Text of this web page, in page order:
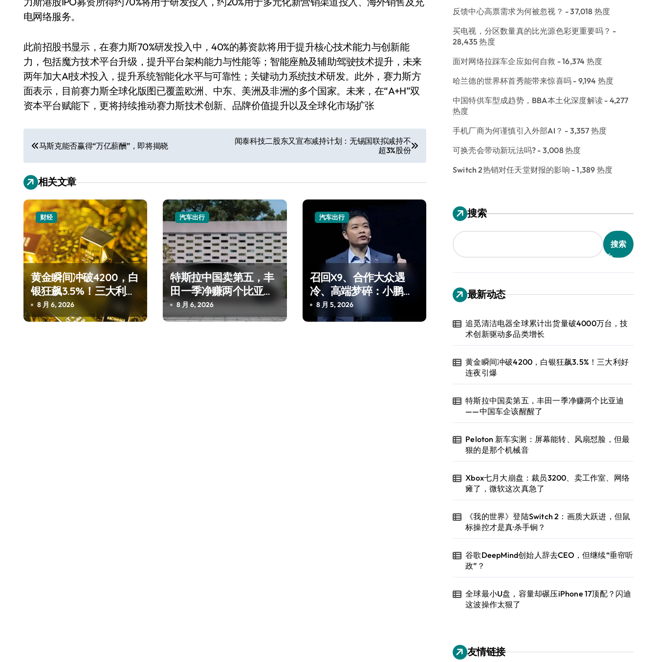
电网络服务。
此前招股书显示，在赛力斯70%研发投入中，40%的募资款将用于提升核心技术能力与创新能
力，包括魔方技术平台升级，提升平台架构能力与性能等；智能座舱及辅助驾驶技术提升，未来
两年加大AI技术投入，提升系统智能化水平与可靠性；关键动力系统技术研发。此外，赛力斯方
面表示，目前赛力斯全球化版图已覆盖欧洲、中东、美洲及非洲的多个国家。未来，在“A+H”双
资本平台赋能下，更将持续推动赛力斯技术创新、品牌价值提升以及全球化市场扩张
文
章
导
航
马斯克能否赢得“万亿薪酬”，即将揭晓
闻泰科技二股东又宣布减持计划：无锡国联拟减持不
超3%股份
相关文章
财经
黄金瞬间冲破4200，白
银狂飙3.5%！三大利好
连夜引爆
8 月 6, 2026
汽车出行
特斯拉中国卖第五，丰
田一季净赚两个比亚迪
——中国车企该醒醒了
8 月 6, 2026
汽车出行
召回X9、合作大众遇
冷、高端梦碎：小鹏的
“多事之夏”
8 月 5, 2026
反馈中心高票需求为何被忽视？ - 37,018 热度
买电视，分区数量真的比光源色彩更重要吗？ -
28,435 热度
面对网络拉踩车企应如何自救 - 16,374 热度
哈兰德的世界杯首秀能带来惊喜吗 - 9,194 热度
中国特供车型成趋势，BBA本土化深度解读 - 4,277
热度
手机厂商为何谨慎引入外部AI？ - 3,357 热度
可换壳会带动新玩法吗? - 3,008 热度
Switch 2热销对任天堂财报的影响 - 1,389 热度
搜索
搜索
最新动态
追觅清洁电器全球累计出货量破4000万台，技
术创新驱动多品类增长
黄金瞬间冲破4200，白银狂飙3.5%！三大利好
连夜引爆
特斯拉中国卖第五，丰田一季净赚两个比亚迪
——中国车企该醒醒了
Peloton 新车实测：屏幕能转、风扇怼脸，但最
狠的是那个机械音
Xbox七月大崩盘：裁员3200、卖工作室、网络
瘫了，微软这次真急了
《我的世界》登陆Switch 2：画质大跃进，但鼠
标操控才是真·杀手锏？
谷歌DeepMind创始人辞去CEO，但继续“垂帘听
政”？
全球最小U盘，容量却碾压iPhone 17顶配？闪迪
这波操作太狠了
友情链接